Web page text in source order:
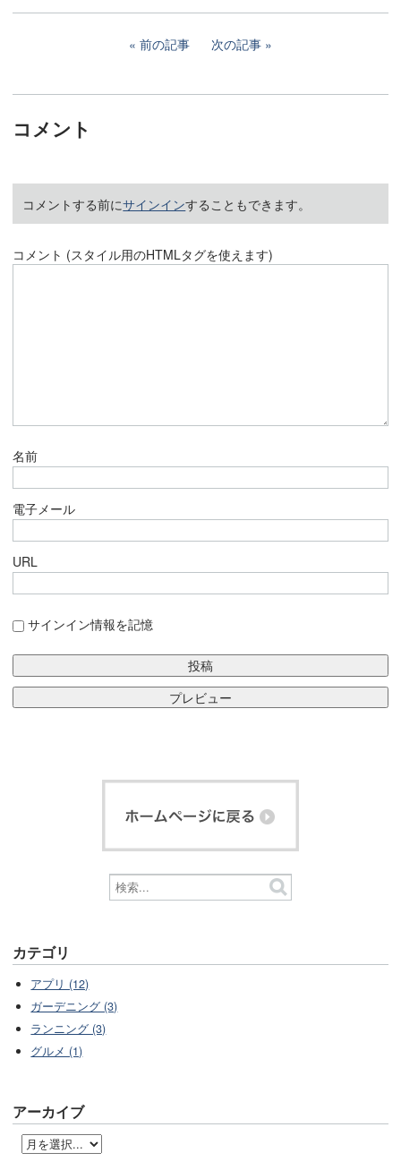
前の記事 次の記事
コメント
コメントする前にサインインすることもできます。
コメント (スタイル用のHTMLタグを使えます)
名前
電子メール
URL
サインイン情報を記憶
カテゴリ
アプリ (12)
ガーデニング (3)
ランニング (3)
グルメ (1)
アーカイブ